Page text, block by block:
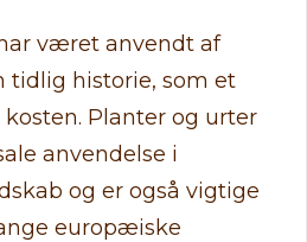
været anvendt af
tidlig historie, som et
Planter og urter
anvendelse i
og er også vigtige
europæiske